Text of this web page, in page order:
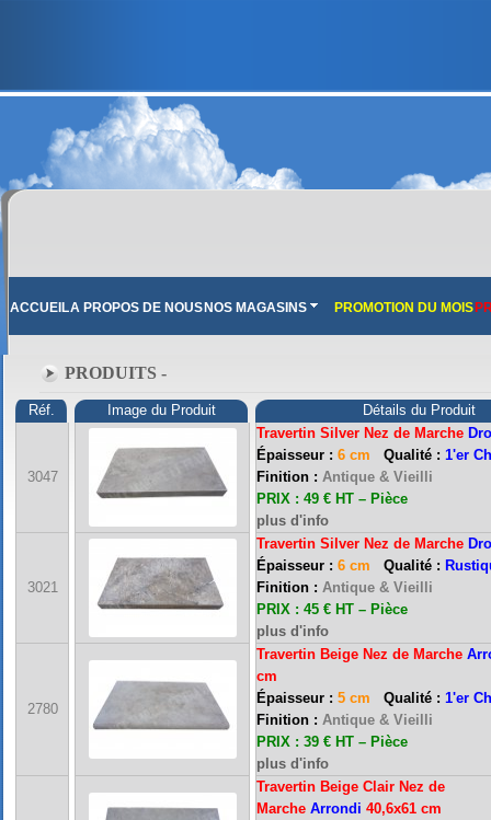
ACCUEILA PROPOS DE NOUS NOS MAGASINS PROMOTION DU MOIS
PRODUITS -
Réf. Image du Produit Détails du Produit
3047
Travertin Silver Nez de Marche
Épaisseur : 6 cm Qualité : 1'er
Finition : Antique & Vieilli
PRIX : 49 € HT – Pièce
plus d'info
3021
Travertin Silver Nez de Marche
Épaisseur : 6 cm Qualité :
Finition : Antique & Vieilli
PRIX : 45 € HT – Pièce
plus d'info
2780
Travertin Beige Nez de Marche
cm
Épaisseur : 5 cm Qualité : 1'er
Finition : Antique & Vieilli
PRIX : 39 € HT – Pièce
plus d'info
Travertin Beige Clair Nez de
Marche Arrondi 40,6x61 cm